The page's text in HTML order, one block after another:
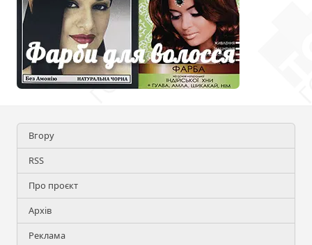
Вгору
RSS
Про проєкт
Архів
Реклама